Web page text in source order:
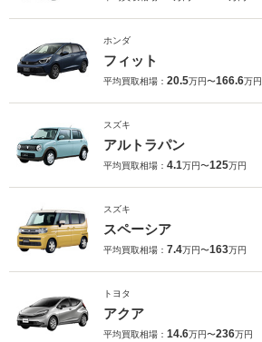
ホンダ
フィット
平均買取相場： 20.5万円〜166.6万円
スズキ
アルトラパン
平均買取相場： 4.1万円〜125万円
スズキ
スペーシア
平均買取相場： 7.4万円〜163万円
トヨタ
アクア
平均買取相場： 14.6万円〜236万円